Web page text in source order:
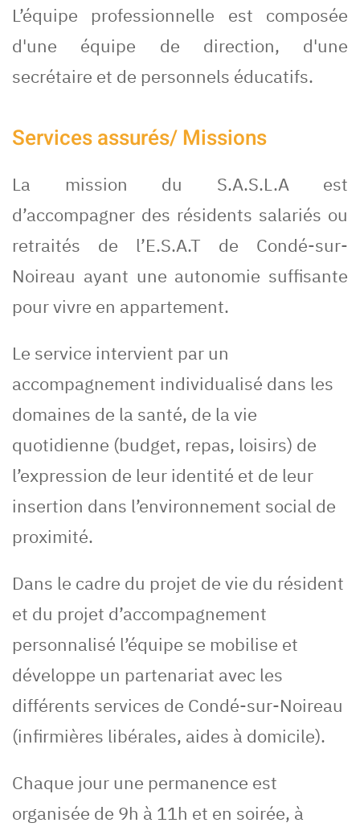
L’équipe professionnelle est composée
d'une équipe de direction, d'une
secrétaire et de personnels éducatifs.
Services assurés/ Missions
La mission du S.A.S.L.A est
d’accompagner des résidents salariés ou
retraités de l’E.S.A.T de Condé-sur-
Noireau ayant une autonomie suffisante
pour vivre en appartement.
Le service intervient par un
accompagnement individualisé dans les
domaines de la santé, de la vie
quotidienne (budget, repas, loisirs) de
l’expression de leur identité et de leur
insertion dans l’environnement social de
proximité.
Dans le cadre du projet de vie du résident
et du projet d’accompagnement
personnalisé l’équipe se mobilise et
développe un partenariat avec les
différents services de Condé-sur-Noireau
(infirmières libérales, aides à domicile).
Chaque jour une permanence est
organisée de 9h à 11h et en soirée, à